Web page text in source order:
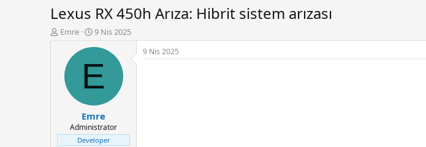
Lexus RX 450h Arıza: Hibrit sistem arızası
K
Emre
B
l
a
n
ı
ç
t
a
9 Nis 2025
E
Emre
Administrator
Developer
9 Nis 2025